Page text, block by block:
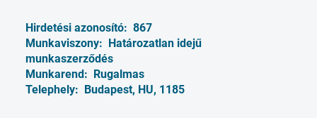
Hirdetési azonosító: 867
Munkaviszony: Határozatlan idejű
munkaszerződés
Munkarend: Rugalmas
Telephely: Budapest, HU, 1185